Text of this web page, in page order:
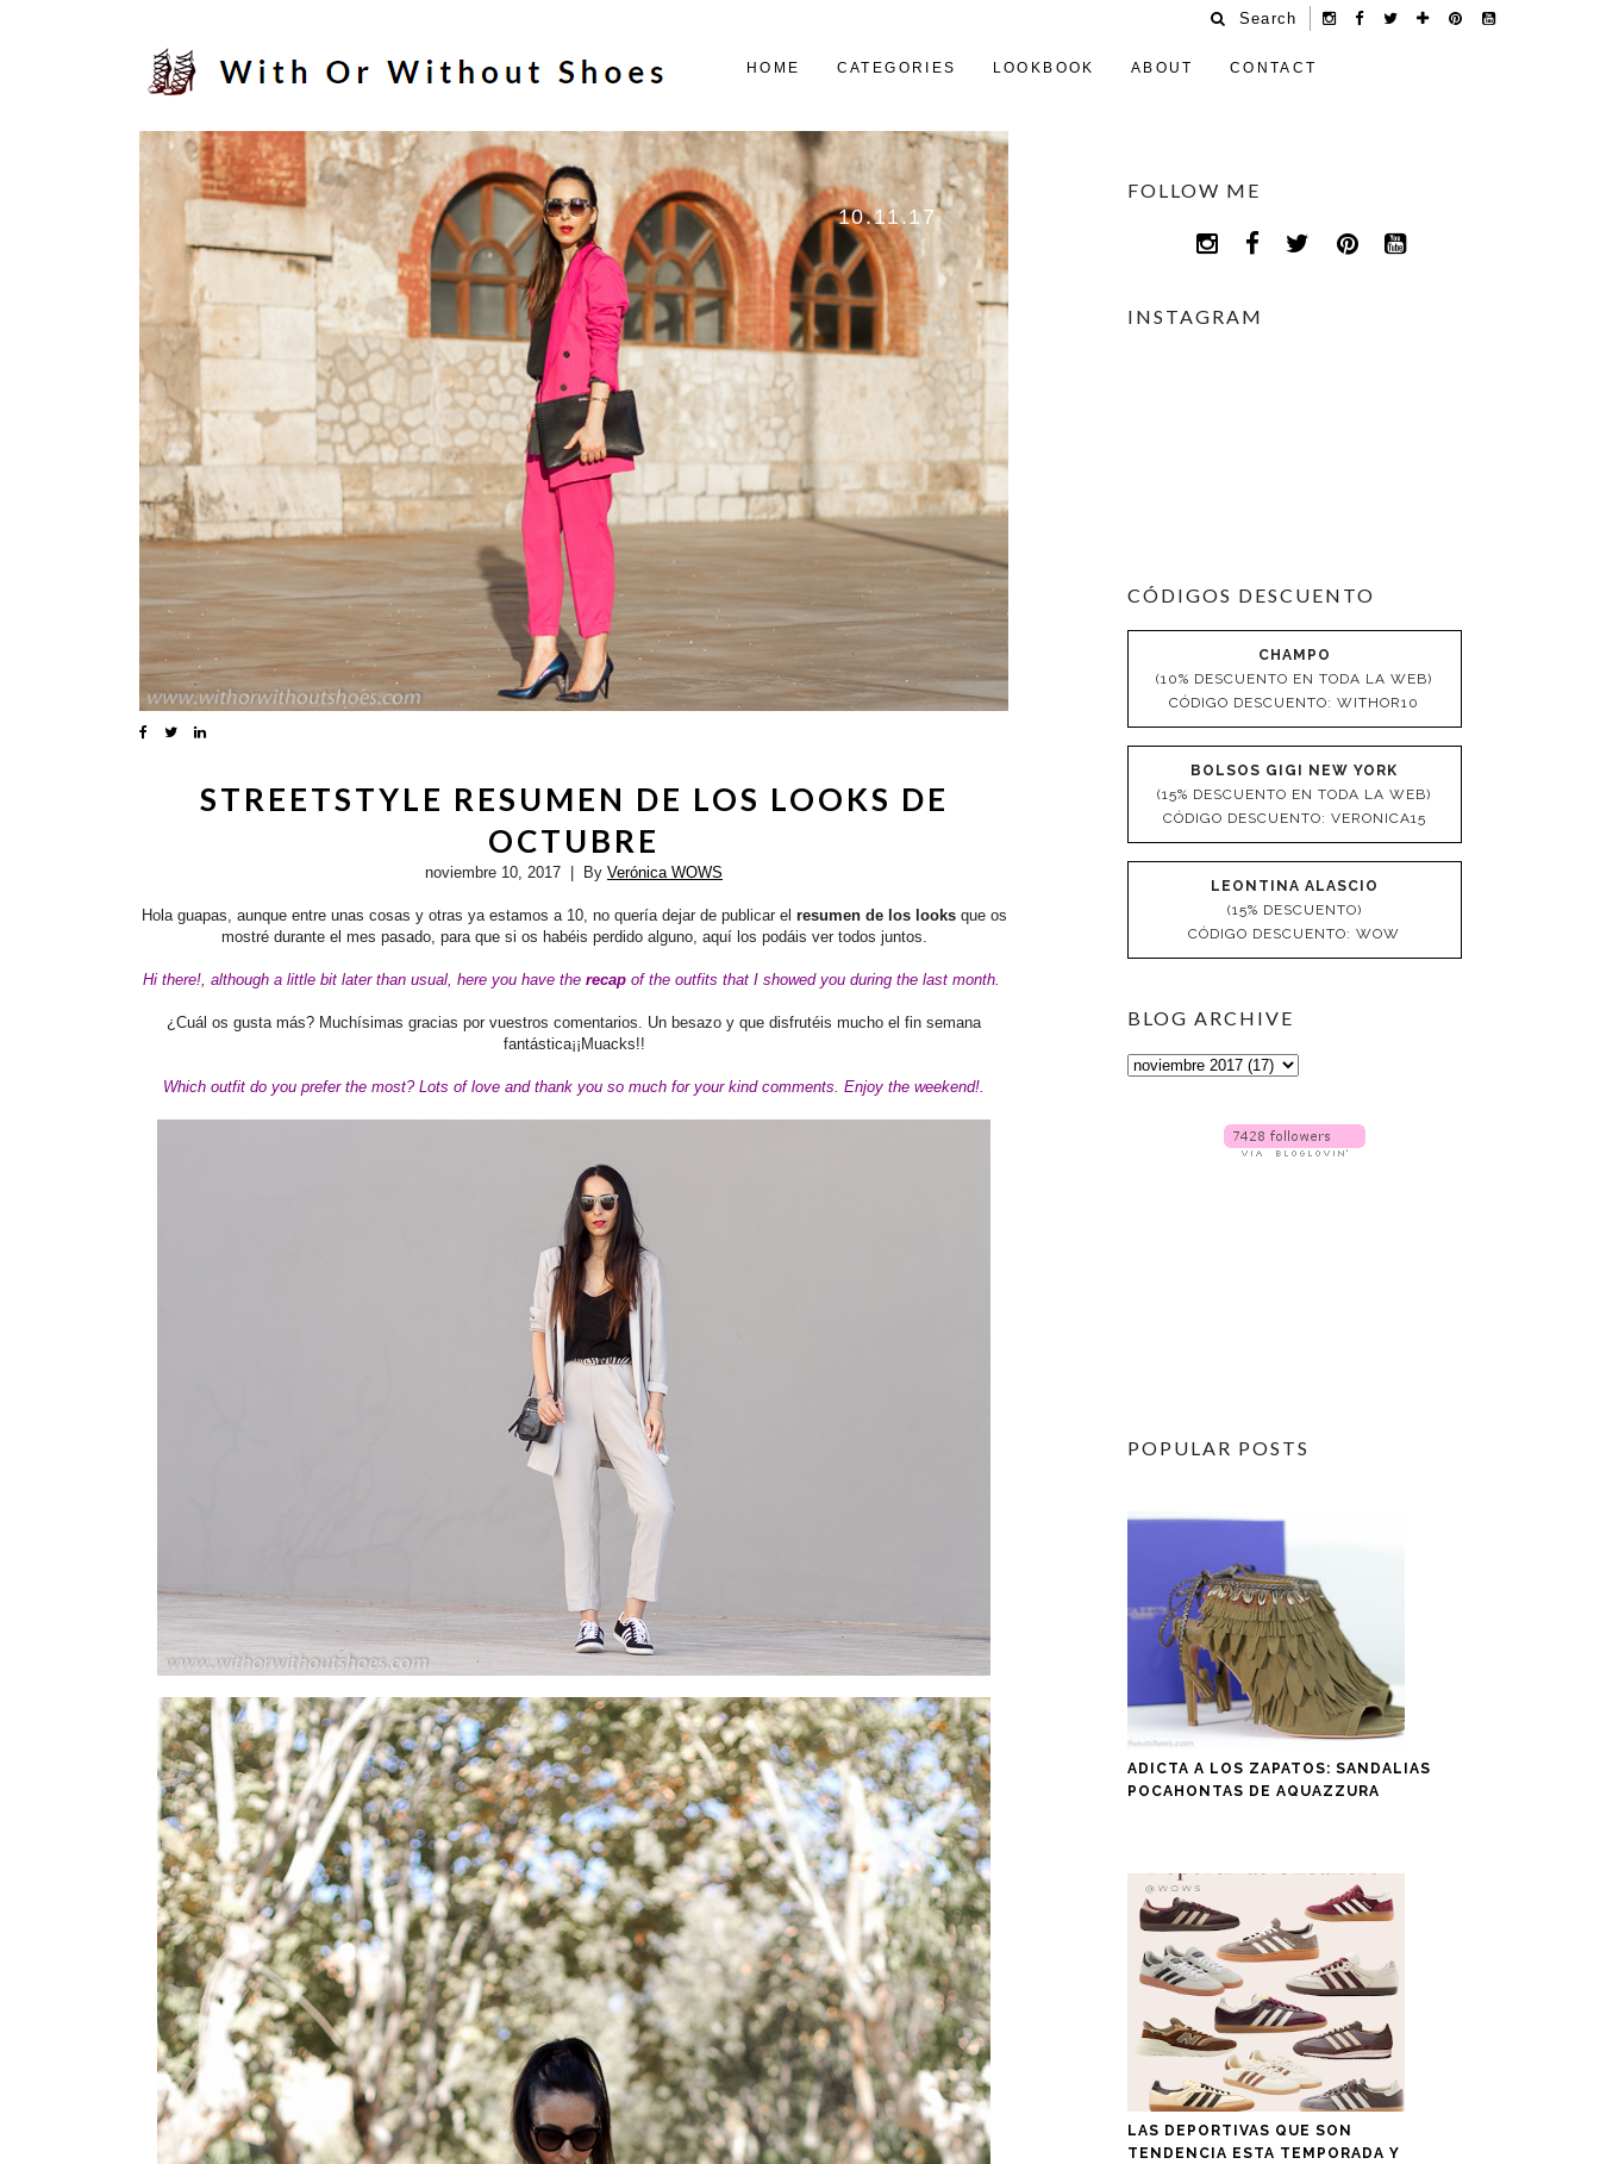
Search
HOME CATEGORIES LOOKBOOK ABOUT CONTACT
10.11.17
STREETSTYLE RESUMEN DE LOS LOOKS DE
OCTUBRE
noviembre 10, 2017 | By Verónica WOWS
Hola guapas, aunque entre unas cosas y otras ya estamos a 10, no quería dejar de publicar el resumen de los looks que os
mostré durante el mes pasado, para que si os habéis perdido alguno, aquí los podáis ver todos juntos.
Hi there!, although a little bit later than usual, here you have the recap of the outfits that I showed you during the last month.
¿Cuál os gusta más? Muchísimas gracias por vuestros comentarios. Un besazo y que disfrutéis mucho el fin semana
fantástica¡¡Muacks!!
Which outfit do you prefer the most? Lots of love and thank you so much for your kind comments. Enjoy the weekend!.
FOLLOW ME
INSTAGRAM
CÓDIGOS DESCUENTO
CHAMPO
(10% DESCUENTO EN TODA LA WEB)
CÓDIGO DESCUENTO: WITHOR10
BOLSOS GIGI NEW YORK
(15% DESCUENTO EN TODA LA WEB)
CÓDIGO DESCUENTO: VERONICA15
LEONTINA ALASCIO
(15% DESCUENTO)
CÓDIGO DESCUENTO: WOW
BLOG ARCHIVE
POPULAR POSTS
ADICTA A LOS ZAPATOS: SANDALIAS
POCAHONTAS DE AQUAZZURA
LAS DEPORTIVAS QUE SON
TENDENCIA ESTA TEMPORADA Y